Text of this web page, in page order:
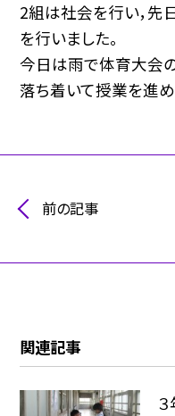
2組は社会を行い，先
を行いました。
今日は雨で体育大会
落ち着いて授業を進
前の記事
関連記事